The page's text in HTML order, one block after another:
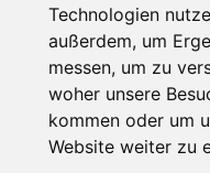
Technologien
außerdem, um
messen, um zu
woher unsere
kommen oder um
Website weiter zu
Grüsgen Reisen
GmbH
Willmuthstr. 21-